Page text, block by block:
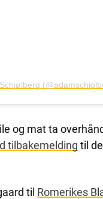
og mat ta
tilbakemelding til
til Romerikes